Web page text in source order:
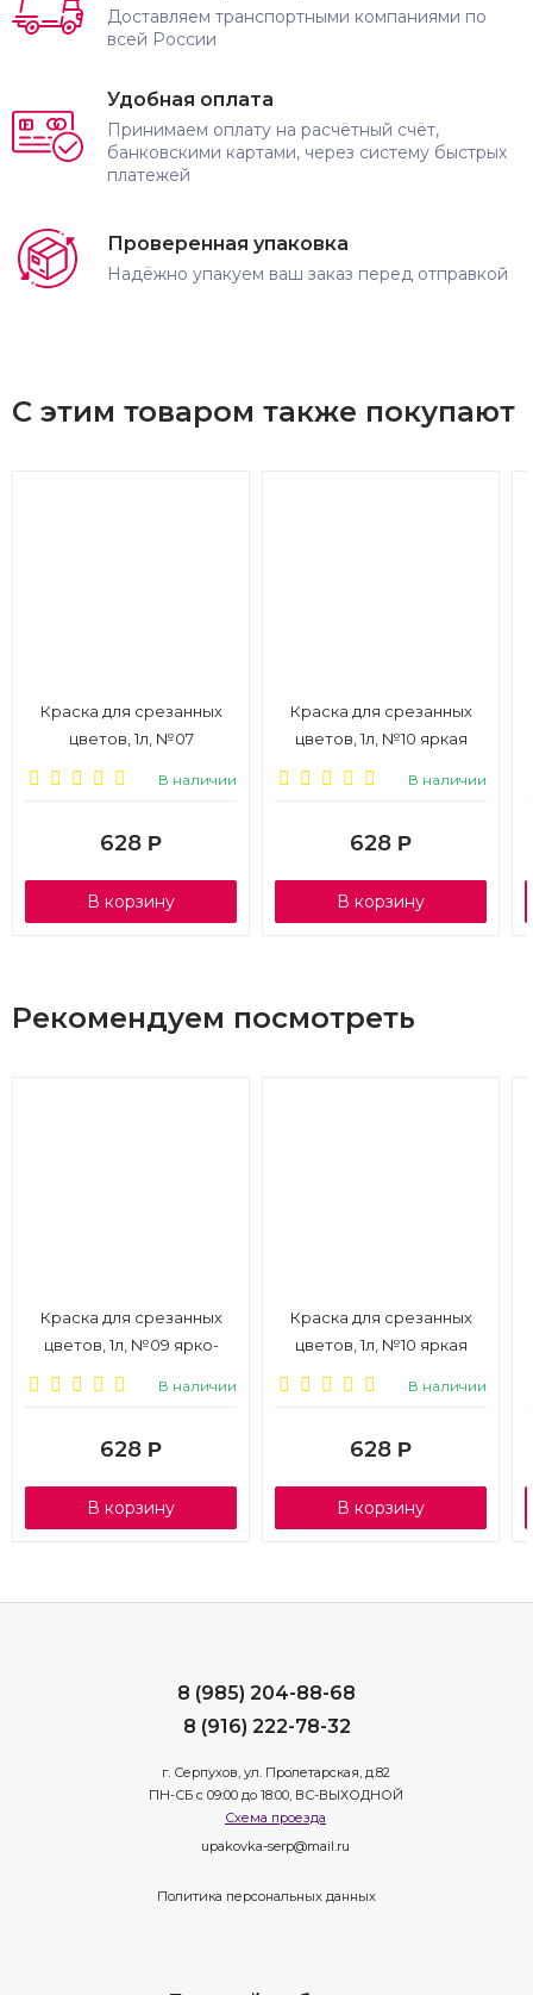
Доставляем транспортными компаниями по
всей России
Удобная оплата
Принимаем оплату на расчётный счёт,
банковскими картами, через систему быстрых
платежей
Проверенная упаковка
Надёжно упакуем ваш заказ перед отправкой
С этим товаром также покупают
Краска для срезанных
цветов, 1л, №07
В наличии
628 Р
В корзину
Краска для срезанных
цветов, 1л, №10 яркая
В наличии
628 Р
В корзину
Рекомендуем посмотреть
Краска для срезанных
цветов, 1л, №09 ярко-
В наличии
628 Р
В корзину
Краска для срезанных
цветов, 1л, №10 яркая
В наличии
628 Р
В корзину
8 (985) 204-88-68
8 (916) 222-78-32
г. Серпухов, ул. Пролетарская, д.82
ПН-СБ с 09:00 до 18:00, ВС-ВЫХОДНОЙ
Схема проезда
upakovka-serp@mail.ru
Политика персональных данных